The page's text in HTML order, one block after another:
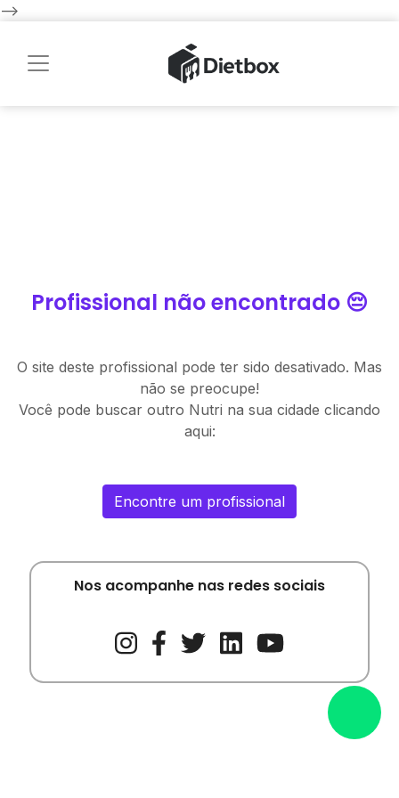
-->
Profissional não encontrado 😔
O site deste profissional pode ter sido desativado. Mas
não se preocupe!
Você pode buscar outro Nutri na sua cidade clicando
aqui:
Encontre um profissional
Nos acompanhe nas redes sociais